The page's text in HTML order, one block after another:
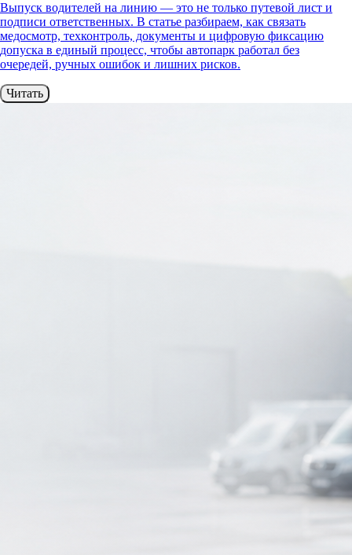
Выпуск водителей на линию — это не только путевой лист и
подписи ответственных. В статье разбираем, как связать
медосмотр, техконтроль, документы и цифровую фиксацию
допуска в единый процесс, чтобы автопарк работал без
очередей, ручных ошибок и лишних рисков.
Читать